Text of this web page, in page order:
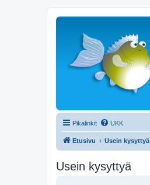
Pikalinkit UKK
Etusivu Usein kysyttyä
Usein kysyttyä